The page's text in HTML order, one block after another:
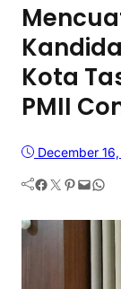
Kota
PMII
December
Facebook Twitter Pinterest Mail WhatsApp